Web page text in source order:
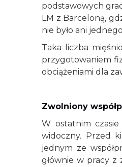
podstawowych
LM z Barceloną,
nie było ani
Taka liczba
przygotowaniem
obciążeniami dla
Zwolniony
W ostatnim
widoczny. Przed
jednym ze
głównie w pracy z